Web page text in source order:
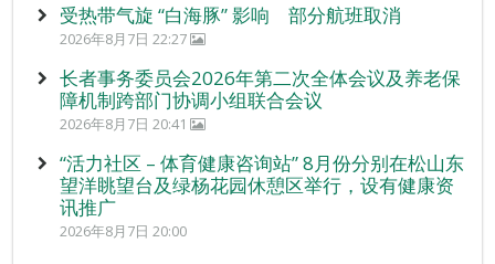
受热带气旋 “白海豚” 影响 部分航班取消
2026年8月7日 22:27
长者事务委员会2026年第二次全体会议及养老保
障机制跨部门协调小组联合会议
2026年8月7日 20:41
“活力社区 – 体育健康咨询站” 8月份分别在松山东
望洋眺望台及绿杨花园休憩区举行，设有健康资
讯推广
2026年8月7日 20:00